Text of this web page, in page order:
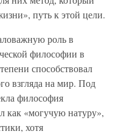
путь к этой цели.
роль в
философии в
способствовал
взгляда на мир. Под
философия
как «могучую натуру»,
хотя